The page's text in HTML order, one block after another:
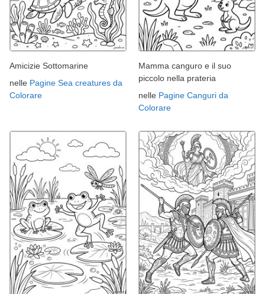
Amicizie Sottomarine
nelle Pagine Sea creatures da
Colorare
Mamma canguro e il suo
piccolo nella prateria
nelle Pagine Canguri da
Colorare